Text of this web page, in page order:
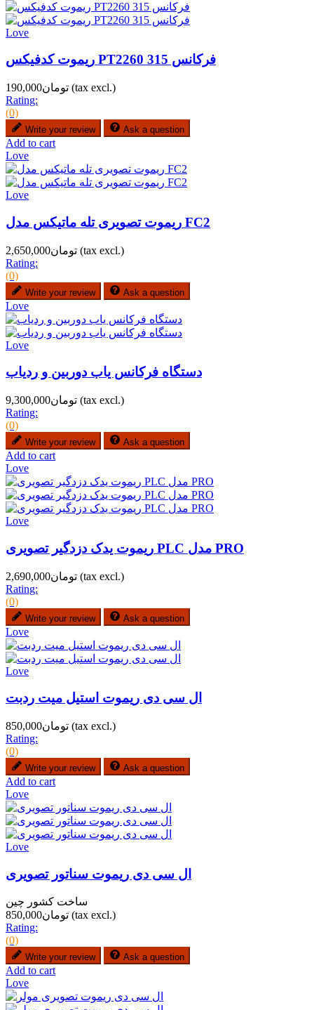
Love
ریموت کدفیکس PT2260 فرکانس 315
تومان190,000 (tax excl.)
Rating:
(0)
Write your review Ask a question
Add to cart
Love
Love
ریموت تصویری تله ماتیکس مدل FC2
تومان2,650,000 (tax excl.)
Rating:
(0)
Write your review Ask a question
Love
Love
دستگاه فرکانس یاب دوربین و ردیاب
تومان9,300,000 (tax excl.)
Rating:
(0)
Write your review Ask a question
Add to cart
Love
Love
ریموت یدک دزدگیر تصویری PLC مدل PRO
تومان2,690,000 (tax excl.)
Rating:
(0)
Write your review Ask a question
Love
Love
ال سی دی ریموت استیل میت ردبت
تومان850,000 (tax excl.)
Rating:
(0)
Write your review Ask a question
Add to cart
Love
Love
ال سی دی ریموت سناتور تصویری
ساخت کشور چین
تومان850,000 (tax excl.)
Rating:
(0)
Write your review Ask a question
Add to cart
Love